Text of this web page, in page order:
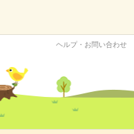
ヘルプ・お問い合わせ